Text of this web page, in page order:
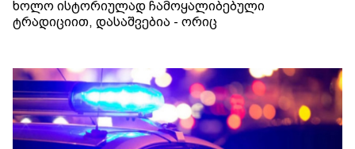
ხოლო ისტორიულად ჩამოყალიბებული
ტრადიციით, დასაშვებია - ორიც